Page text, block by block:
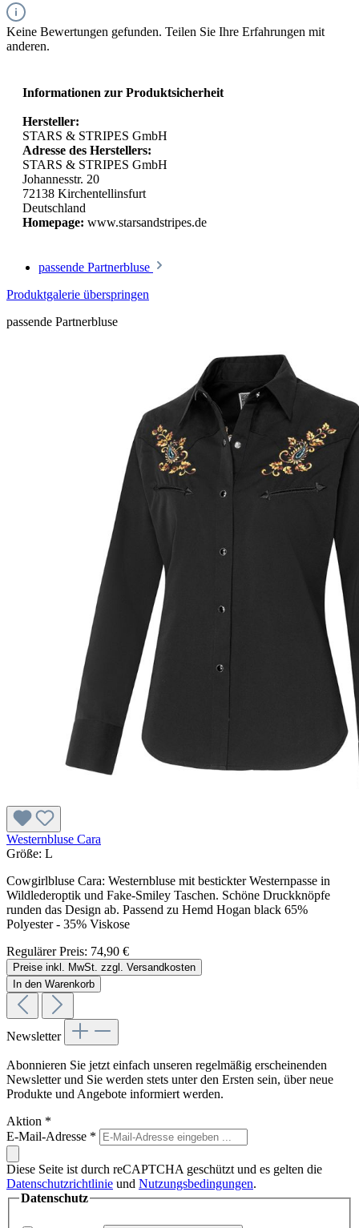
Keine Bewertungen gefunden. Teilen Sie Ihre Erfahrungen mit
anderen.
Informationen zur Produktsicherheit
Hersteller:
STARS & STRIPES GmbH
Adresse des Herstellers:
STARS & STRIPES GmbH
Johannesstr. 20
72138 Kirchentellinsfurt
Deutschland
Homepage: www.starsandstripes.de
passende Partnerbluse
Produktgalerie überspringen
passende Partnerbluse
Westernbluse Cara
Größe: L
Cowgirlbluse Cara: Westernbluse mit bestickter Westernpasse in
Wildlederoptik und Fake-Smiley Taschen. Schöne Druckknöpfe
runden das Design ab. Passend zu Hemd Hogan black 65%
Polyester - 35% Viskose
Regulärer Preis: 74,90 €
Preise inkl. MwSt. zzgl. Versandkosten
In den Warenkorb
Newsletter
Abonnieren Sie jetzt einfach unseren regelmäßig erscheinenden
Newsletter und Sie werden stets unter den Ersten sein, über neue
Produkte und Angebote informiert werden.
Aktion *
E-Mail-Adresse *
Diese Seite ist durch reCAPTCHA geschützt und es gelten die
Datenschutzrichtlinie und Nutzungsbedingungen.
Datenschutz